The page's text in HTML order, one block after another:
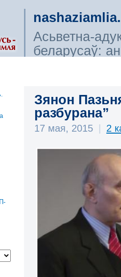
Асьветна-
беларусаў:
Зянон
разбурана”
17 мая, 2015 | 2